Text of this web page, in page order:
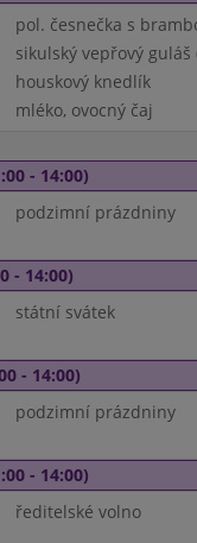
pol. česnečka s
sikulský vepřový guláš
houskový knedlík
mléko, ovocný čaj
- 14:00)
podzimní prázdniny
- 14:00)
státní svátek
- 14:00)
podzimní prázdniny
- 14:00)
ředitelské volno